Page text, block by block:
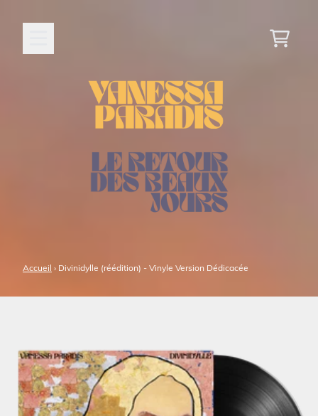
Panier
Accueil › Divinidylle (réédition) - Vinyle Version Dédicacée